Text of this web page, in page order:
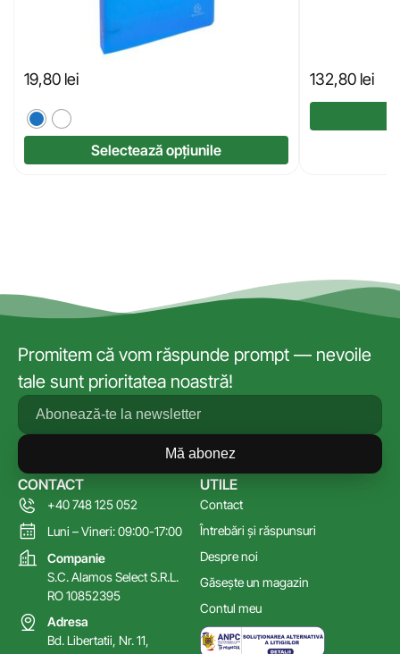
19,80 lei
Selectează opțiunile
132,80 lei
Promitem că vom răspunde prompt — nevoile
tale sunt prioritatea noastră!
Mă abonez
UTILE
Contact
Întrebări și răspunsuri
Despre noi
Găsește un magazin
Contul meu
CONTACT
+40 748 125 052
Luni – Vineri: 09:00-17:00
Companie
S.C. Alamos Select S.R.L.
RO 10852395
Adresa
Bd. Libertatii, Nr. 11,